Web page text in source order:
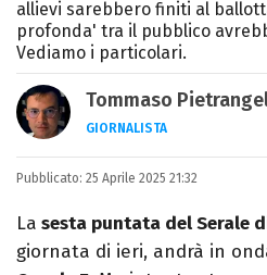
allievi sarebbero finiti al
profonda' tra il pubblico
Vediamo i particolari.
Tommaso
GIORNALISTA
Autore, giornalista,
Letterature
cinema, poesia e
canzoni e ama i
Pubblicato: 25 Aprile 2025 21:32
La sesta puntata del Serale
giornata di ieri, andrà in